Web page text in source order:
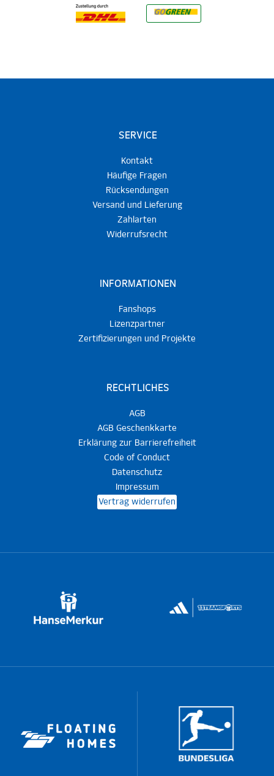
SERVICE
Kontakt
Häufige Fragen
Rücksendungen
Versand und Lieferung
Zahlarten
Widerrufsrecht
INFORMATIONEN
Fanshops
Lizenzpartner
Zertifizierungen und Projekte
RECHTLICHES
AGB
AGB Geschenkkarte
Erklärung zur Barrierefreiheit
Code of Conduct
Datenschutz
Impressum
Vertrag widerrufen